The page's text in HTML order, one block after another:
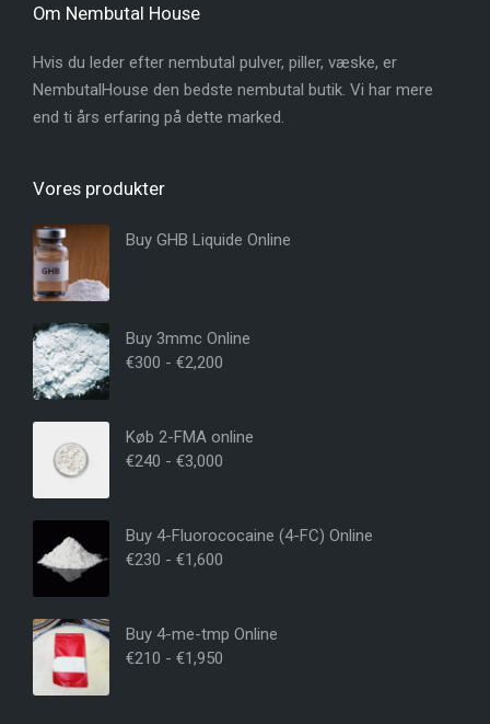
Om Nembutal House
Hvis du leder efter nembutal pulver, piller, væske, er
NembutalHouse den bedste nembutal butik. Vi har mere
end ti års erfaring på dette marked.
Vores produkter
Buy GHB Liquide Online
Buy 3mmc Online
€300 - €2,200
Køb 2-FMA online
€240 - €3,000
Buy 4-Fluorococaine (4-FC) Online
€230 - €1,600
Buy 4-me-tmp Online
€210 - €1,950